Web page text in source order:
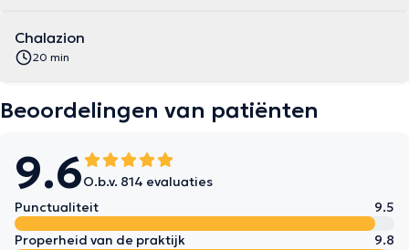
Chalazion
20 min
Beoordelingen van patiënten
9.6O.b.v. 814 evaluaties
Punctualiteit
9.5
Properheid van de praktijk
9.8